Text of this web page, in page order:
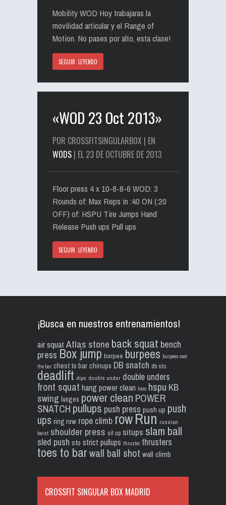
Mobility WOD Hoy trabajaras la
movilidad articular y el Range of
Motion. No pases por alto, esta clase!
SEGUIR LEYENDO
«WOD 23 Oct 2013»
POR CROSSFITSINGULARBOX | EN
WODS | EL 23 DE OCTUBRE DE 2013
Floor press 4 x 10-8-8-6 WOD: 3
Rounds of: Max Reps in :40 ON (:20
OFF) of: HSPU Tire Jumps Hand
Release Push ups Pull ups
SEGUIR LEYENDO
¡Busca en nuestros entrenamientos!
air squat Atlas stone back squat bench
press Box jump burpee burpees burpees over
the bar chest to bar chinups DB snatch db sto
deadlift dips double under double unders
front squat hang power clean hero hspu KB
swing lunges power clean POWER
SNATCH pullups push press push up push
ups ring row rope climb rowRun russian
twist shoulder press sit up situps slam ball
sled push sto strict pullups thruster thrusters
toes to barwall ball shot wall climb
CROSSFIT SINGULAR BOX MADRID